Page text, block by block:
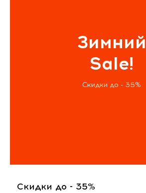
Зимний
Sale!
Скидки до - 35%
Скидки до - 35%